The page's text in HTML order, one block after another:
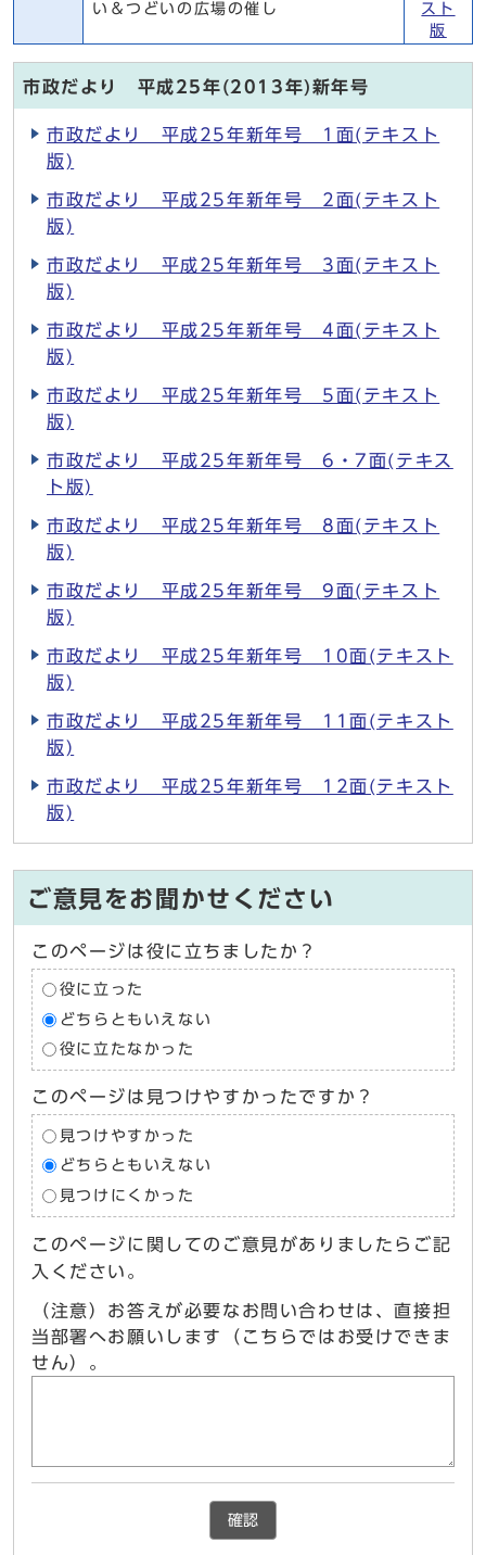
い＆つどいの広場の催し
スト
版
市政だより 平成25年(2013年)新年号
市政だより 平成25年新年号 1面(テキスト
版)
市政だより 平成25年新年号 2面(テキスト
版)
市政だより 平成25年新年号 3面(テキスト
版)
市政だより 平成25年新年号 4面(テキスト
版)
市政だより 平成25年新年号 5面(テキスト
版)
市政だより 平成25年新年号 6・7面(テキス
ト版)
市政だより 平成25年新年号 8面(テキスト
版)
市政だより 平成25年新年号 9面(テキスト
版)
市政だより 平成25年新年号 10面(テキスト
版)
市政だより 平成25年新年号 11面(テキスト
版)
市政だより 平成25年新年号 12面(テキスト
版)
ご意見をお聞かせください
このページは役に立ちましたか？
役に立った
どちらともいえない
役に立たなかった
このページは見つけやすかったですか？
見つけやすかった
どちらともいえない
見つけにくかった
このページに関してのご意見がありましたらご記
入ください。
（注意）お答えが必要なお問い合わせは、直接担
当部署へお願いします（こちらではお受けできま
せん）。
確認